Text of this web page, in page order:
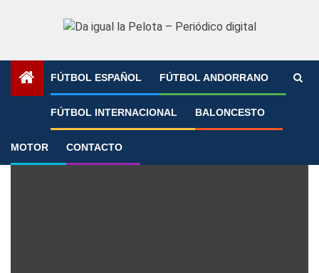
FÚTBOL ESPAÑOL FÚTBOL ANDORRANO
FÚTBOL INTERNACIONAL BALONCESTO
MOTOR CONTACTO
»
hércules